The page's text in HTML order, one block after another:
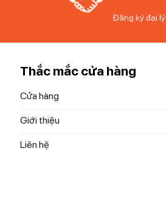
Đăng ký đại lý
Thắc mắc cửa hàng
Cửa hàng
Giới thiệu
Liên hệ